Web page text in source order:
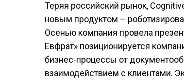
Теряя российский рынок,
новым продуктом –
Осенью компания провела
Евфрат» позиционируется
бизнес-процессы от
взаимодействием с клиентами.